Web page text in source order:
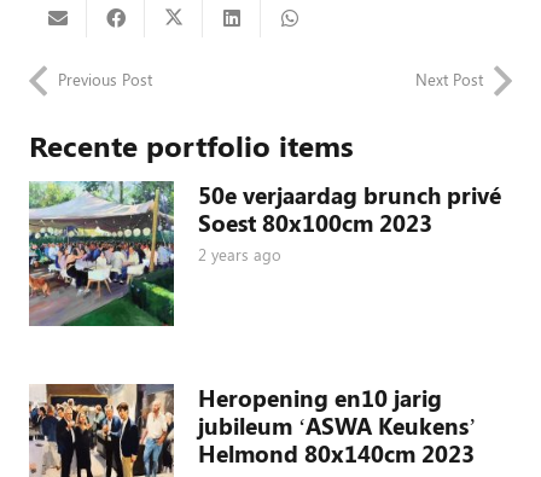
Previous Post Next Post
Recente portfolio items
50e verjaardag brunch privé
Soest 80x100cm 2023
2 years ago
Heropening en10 jarig
jubileum ‘ASWA Keukens’
Helmond 80x140cm 2023